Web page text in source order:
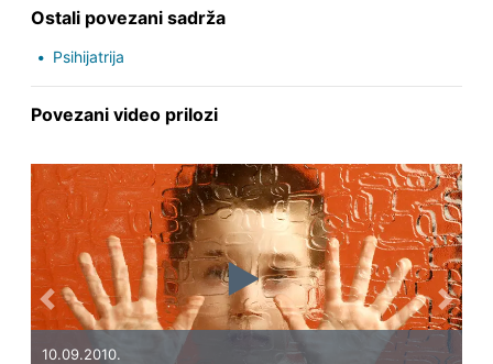
Ostali povezani sadrža
Psihijatrija
Povezani video prilozi
10.09.2010.
Previous Next